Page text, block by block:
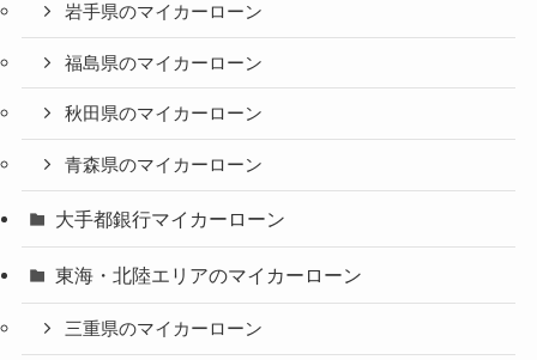
岩手県のマイカーローン
福島県のマイカーローン
秋田県のマイカーローン
青森県のマイカーローン
大手都銀行マイカーローン
東海・北陸エリアのマイカーローン
三重県のマイカーローン